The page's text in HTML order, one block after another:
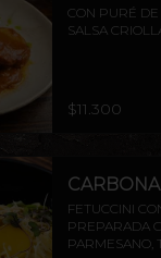
CON PURÉ
SALSA
$11.300
FETUCCINI
PREPARADA
PARMESANO,